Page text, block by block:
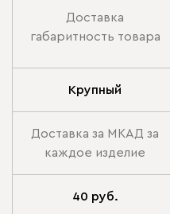
Доставка
габаритность товара
Крупный
Доставка за МКАД за
каждое изделие
40 руб.